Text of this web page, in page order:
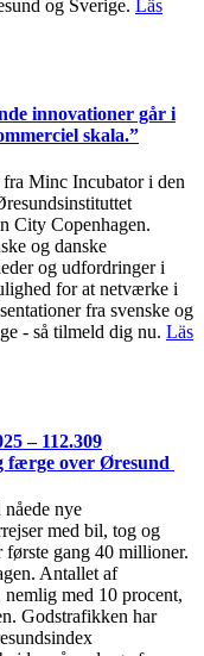
og Sverige. Läs
innovationer går i
skala.”
Minc Incubator i den
City Copenhagen.
og danske
og udfordringer i
for at netværke i
fra svenske og
- så tilmeld dig nu. Läs
– 112.309
færge over Øresund
nye
med bil, tog og
gang 40 millioner.
Antallet af
nemlig med 10 procent,
Godstrafikken har